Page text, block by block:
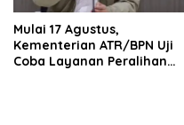
Mulai 17 Agustus,
Kementerian ATR/BPN Uji
Coba Layanan Peralihan